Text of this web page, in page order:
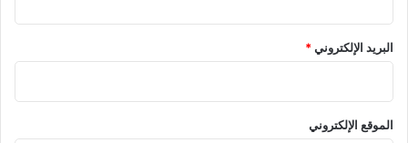
البريد الإلكتروني*
الموقع الإلكتروني